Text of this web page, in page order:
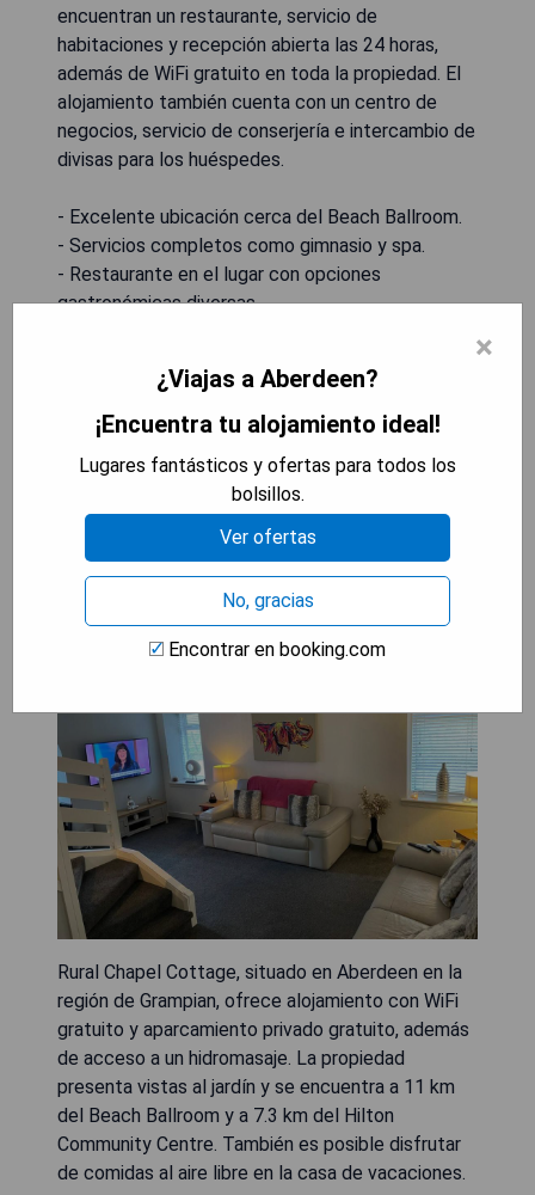
encuentran un restaurante, servicio de
habitaciones y recepción abierta las 24 horas,
además de WiFi gratuito en toda la propiedad. El
alojamiento también cuenta con un centro de
negocios, servicio de conserjería e intercambio de
divisas para los huéspedes.
- Excelente ubicación cerca del Beach Ballroom.
- Servicios completos como gimnasio y spa.
- Restaurante en el lugar con opciones
gastronómicas diversas.
MOSTRAR PRECIOS
Rural Chapel Cottage near
airport bar & hot tub
Rural Chapel Cottage, situado en Aberdeen en la
región de Grampian, ofrece alojamiento con WiFi
gratuito y aparcamiento privado gratuito, además
de acceso a un hidromasaje. La propiedad
presenta vistas al jardín y se encuentra a 11 km
del Beach Ballroom y a 7.3 km del Hilton
Community Centre. También es posible disfrutar
de comidas al aire libre en la casa de vacaciones.
×
¿Viajas a Aberdeen?
¡Encuentra tu alojamiento ideal!
Lugares fantásticos y ofertas para todos los
bolsillos.
Ver ofertas
No, gracias
Encontrar en booking.com